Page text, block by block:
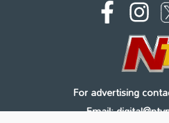
For advertising
Email: